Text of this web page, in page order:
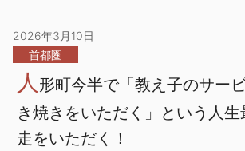
2026年3月10日
首都圏
人 形町今半で「教え子のサー
き焼きをいただく」という人
走をいただく！